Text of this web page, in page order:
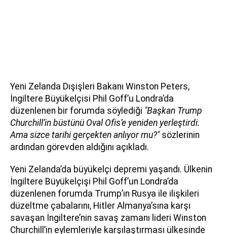
Yeni Zelanda Dışişleri Bakanı Winston Peters,
İngiltere Büyükelçisi Phil Goff’u Londra’da
düzenlenen bir forumda söylediği "Başkan Trump
Churchill’in büstünü Oval Ofis’e yeniden yerleştirdi.
Ama sizce tarihi gerçekten anlıyor mu?"sözlerinin
ardından görevden aldığını açıkladı.
Yeni Zelanda’da büyükelçi depremi yaşandı. Ülkenin
İngiltere Büyükelçişi Phil Goff’un Londra’da
düzenlenen forumda Trump’ın Rusya ile ilişkileri
düzeltme çabalarını, Hitler Almanya’sına karşı
savaşan İngiltere’nin savaş zamanı lideri Winston
Churchill’in eylemleriyle karşılaştırması ülkesinde